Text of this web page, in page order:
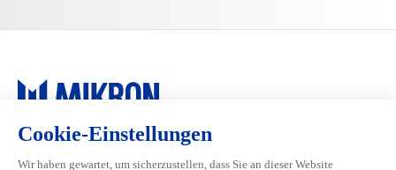
Main navigation